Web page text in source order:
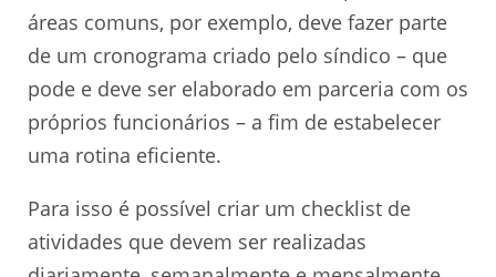
áreas comuns, por exemplo, deve fazer parte
de um cronograma criado pelo síndico – que
pode e deve ser elaborado em parceria com os
próprios funcionários – a fim de estabelecer
uma rotina eficiente.
Para isso é possível criar um checklist de
atividades que devem ser realizadas